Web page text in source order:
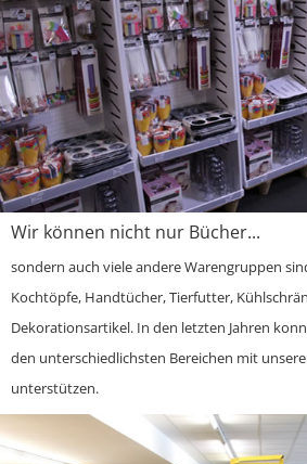
Wir können nicht nur Bücher...
sondern auch viele andere Warengruppen
Kochtöpfe, Handtücher, Tierfutter,
Dekorationsartikel. In den letzten Jahren
den unterschiedlichsten Bereichen mit
unterstützen.